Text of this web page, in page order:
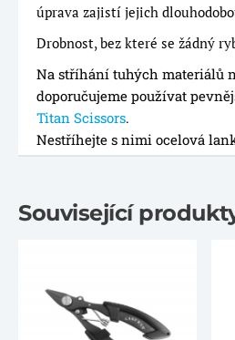
úprava zajistí jejich
Drobnost, bez které se žádný
Na stříhání tuhých materiálů
doporučujeme používat
Titan Scissors.
Nestříhejte s nimi ocelová
Související